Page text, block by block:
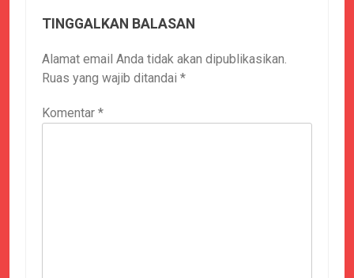
TINGGALKAN BALASAN
Alamat email Anda tidak akan dipublikasikan.
Ruas yang wajib ditandai *
Komentar *